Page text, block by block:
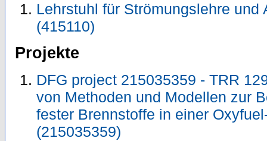
Lehrstuhl für Strömungslehre
(415110)
Projekte
DFG project 215035359 - TRR
von Methoden und Modellen zur
fester Brennstoffe in einer
(215035359)